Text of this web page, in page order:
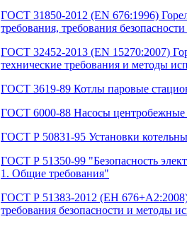
ГОСТ 31850-2012 (EN 676:1996)
требования, требования
ГОСТ 32452-2013 (EN 15270:2007)
технические требования и методы
ГОСТ 3619-89 Котлы паровые
ГОСТ 6000-88 Насосы центробежные
ГОСТ Р 50831-95 Установки
ГОСТ Р 51350-99 "Безопасность
1. Общие требования"
ГОСТ Р 51383-2012 (ЕН 676+А2:2008)
требования безопасности и методы